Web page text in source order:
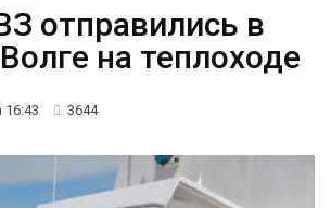
отправились в
на теплоходе
16:43 3644